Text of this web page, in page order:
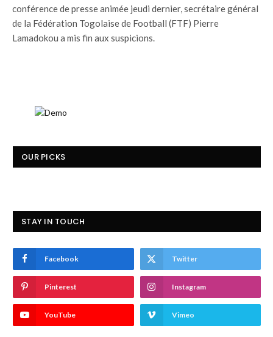
conférence de presse animée jeudi dernier, secrétaire général
de la Fédération Togolaise de Football (FTF) Pierre
Lamadokou a mis fin aux suspicions.
OUR PICKS
STAY IN TOUCH
Facebook Twitter
Pinterest Instagram
YouTube Vimeo